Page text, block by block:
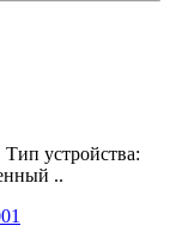
устройства:
..